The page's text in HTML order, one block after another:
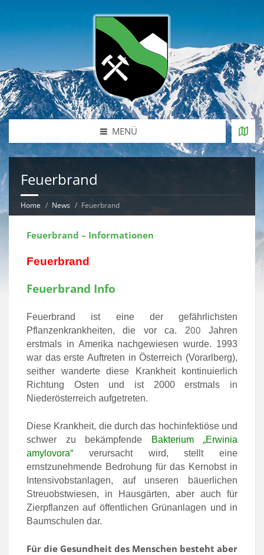
MENÜ
Feuerbrand
Home News Feuerbrand
Feuerbrand – Informationen
Feuerbrand
Feuerbrand Info
Feuerbrand ist eine der gefährlichsten
Pflanzenkrankheiten, die vor ca. 200 Jahren
erstmals in Amerika nachgewiesen wurde. 1993
war das erste Auftreten in Österreich (Vorarlberg),
seither wanderte diese Krankheit kontinuierlich
Richtung Osten und ist 2000 erstmals in
Niederösterreich aufgetreten.
Diese Krankheit, die durch das hochinfektiöse und
schwer zu bekämpfende
Bakterium „Erwinia
amylovora“ verursacht wird, stellt eine
ernstzunehmende Bedrohung für das Kernobst in
Intensivobstanlagen, auf unseren bäuerlichen
Streuobstwiesen, in Hausgärten, aber auch für
Zierpflanzen auf öffentlichen Grünanlagen und in
Baumschulen dar.
Für die Gesundheit des Menschen besteht aber